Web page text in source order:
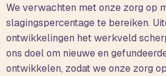
We verwachten met onze zorg op
slagingspercentage te bereiken.
ontwikkelingen het werkveld
ons doel om nieuwe en
ontwikkelen, zodat we onze zorg